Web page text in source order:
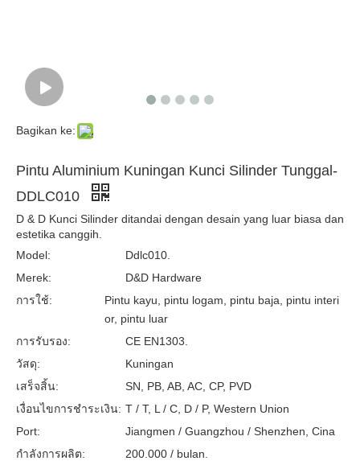
Bagikan ke:
Pintu Aluminium Kuningan Kunci Silinder Tunggal-
DDLC010
D & D Kunci Silinder ditandai dengan desain yang luar biasa dan
estetika canggih.
Model:
Ddlc010.
Merek:
D&D Hardware
การใช้:
Pintu kayu, pintu logam, pintu baja, pintu interi
or, pintu luar
การรับรอง:
CE EN1303.
วัสดุ:
Kuningan
เสร็จสิ้น:
SN, PB, AB, AC, CP, PVD
เงื่อนไขการชำระเงิน: T / T, L / C, D / P, Western Union
Port:
Jiangmen / Guangzhou / Shenzhen, Cina
กำลังการผลิต:
200.000 / bulan.